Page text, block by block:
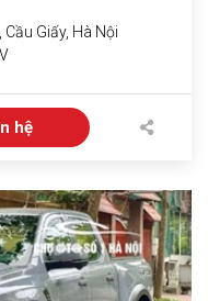
Giấy, Hà Nội
hệ